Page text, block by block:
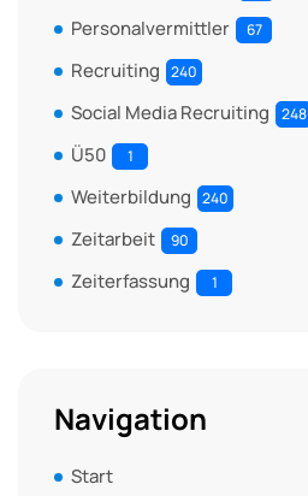
Personalvermittler 67
Recruiting 240
Social Media Recruiting 248
Ü50 1
Weiterbildung 240
Zeitarbeit 90
Zeiterfassung 1
Navigation
Start